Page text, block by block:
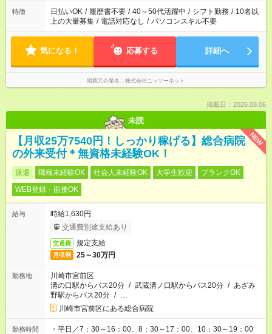
特徴 日払いOK / 履歴書不要 / 40～50代活躍中 / シフト勤務 / 10名以
上の大量募集 / 電話対応なし / パソコンスキル不要
気になる！ 応募する 詳細へ
掲載元企業名 株式会社ニッソーネット
掲載日：2026.08.06
未読
NEW
【月収25万7540円！しっかり稼げる】総合病院
の外来受付＊無資格未経験OK！
派遣 職種未経験OK 社会人未経験OK 大学生歓迎
ブランクOK
WEB登録・面接OK
給与
時給1,630円
交通費別途支給あり
交通費 規定支給
月収例 25～30万円
勤務地
川崎市宮前区
溝の口駅からバス20分 / 武蔵溝ノ口駅からバス20分 / あざみ
野駅からバス20分 / …
川崎市宮前区にある総合病院
勤務時間
・平日／7：30～16：00、8：30～17：00、10：30～19：00